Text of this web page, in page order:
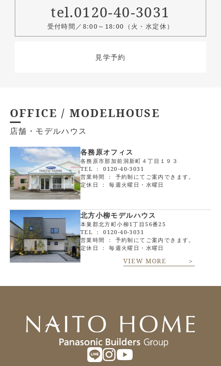
tel.0120-40-3031
受付時間／8:00～18:00（火・水定休）
見学予約
OFFICE / MODELHOUSE
店舗・モデルハウス
各務原オフィス
各務原市那加前洞新町４丁目１９３
TEL ：0120-40-3031
営業時間 ： 予約制にてご案内できます。
定休日 ： 毎週火曜日・水曜日
北方小柳モデルハウス
本巣郡北方町小柳1丁目56番25
TEL ：0120-40-3031
営業時間 ： 予約制にてご案内できます。
定休日 ： 毎週火曜日・水曜日
VIEW MORE ＞